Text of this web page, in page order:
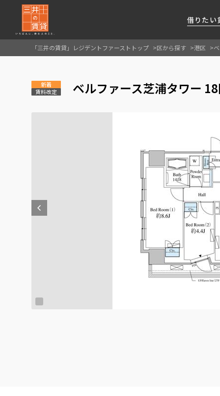
借りたい
私たちレジデントファーストの思いや
厳選した都心の上質な賃貸マンションを数多
賃貸運営をお考えのオーナー様に
分譲マンションのご購入、売却の
FIRST CHANNEL
レジデントファーストが提供する
「三井の賃貸」レジデントファーストトップ 区から探す 港区
新着
賃料改定
ベルファース芝浦タワー